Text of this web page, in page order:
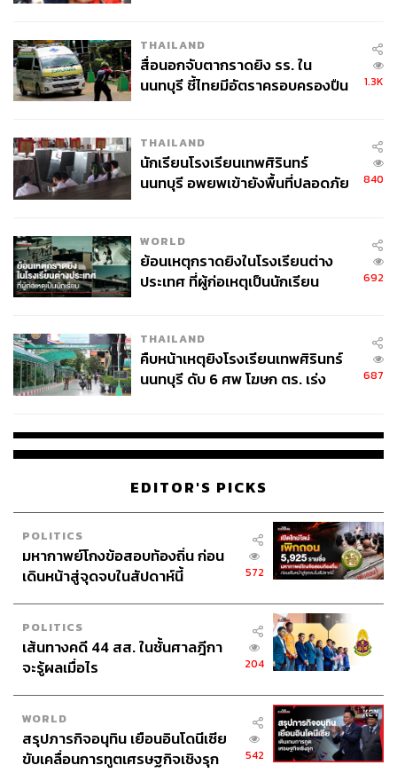
THAILAND
สื่อนอกจับตากราดยิง รร. ใน
นนทบุรี ชี้ไทยมีอัตราครอบครองปืน
1.3K
THAILAND
นักเรียนโรงเรียนเทพศิรินทร์
นนทบุรี อพยพเข้ายังพื้นที่ปลอดภัย
840
WORLD
ย้อนเหตุกราดยิงในโรงเรียนต่าง
ประเทศ ที่ผู้ก่อเหตุเป็นนักเรียน
692
THAILAND
คืบหน้าเหตุยิงโรงเรียนเทพศิรินทร์
นนทบุรี ดับ 6 ศพ โฆษก ตร. เร่ง
687
EDITOR'S PICKS
POLITICS
มหากาพย์โกงข้อสอบท้องถิ่น ก่อน
เดินหน้าสู่จุดจบในสัปดาห์นี้
572
POLITICS
เส้นทางคดี 44 สส. ในชั้นศาลฎีกา
จะรู้ผลเมื่อไร
204
WORLD
สรุปภารกิจอนุทิน เยือนอินโดนีเซีย
ขับเคลื่อนการทูตเศรษฐกิจเชิงรุก
542